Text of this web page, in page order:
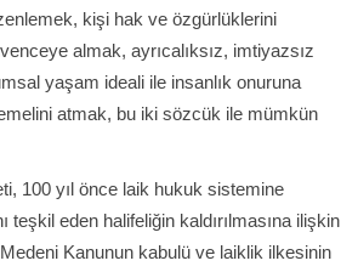
kişi hak ve özgürlüklerini
almak, ayrıcalıksız, imtiyazsız
yaşam ideali ile insanlık onuruna
atmak, bu iki sözcük ile mümkün
100 yıl önce laik hukuk sistemine
teşkil eden halifeliğin kaldırılmasına ilişkin
Kanunun kabulü ve laiklik ilkesinin